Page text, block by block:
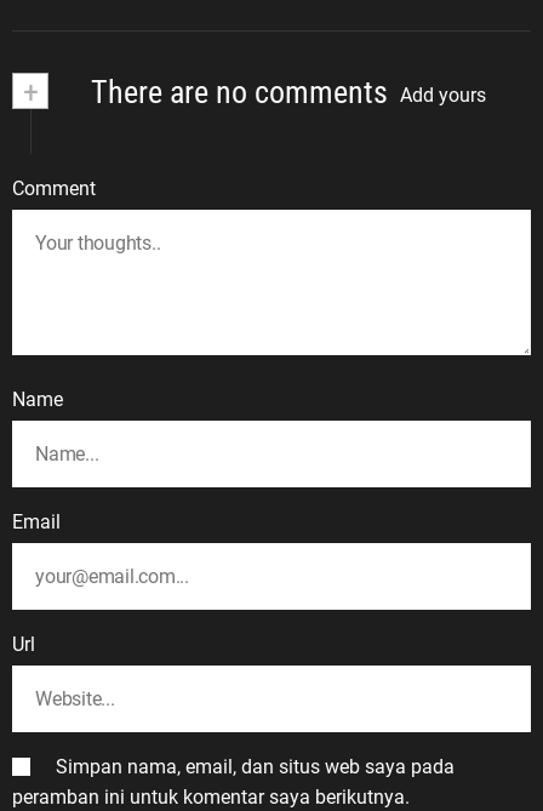
+ There are no comments Add yours
Comment
Name
Email
Url
Simpan nama, email, dan situs web saya pada
peramban ini untuk komentar saya berikutnya.